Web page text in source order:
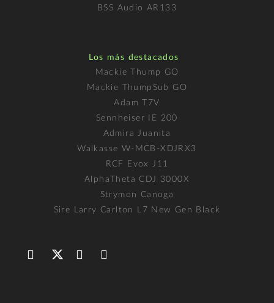
BSS Audio AR133
Los más destacados
Mackie Thump GO
Mackie ThumpSub GO
Adam T7V
Sennheiser IE 200
Admira Juanita
Walkasse W-MCB-XDJRX3
RCF Evox J11
AlphaTheta CDJ 3000X
Strymon Canoga
Sire Larry Carlton L7 New Gen Black